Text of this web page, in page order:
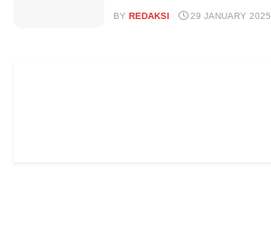
BY REDAKSI 29 JANUARY 2025